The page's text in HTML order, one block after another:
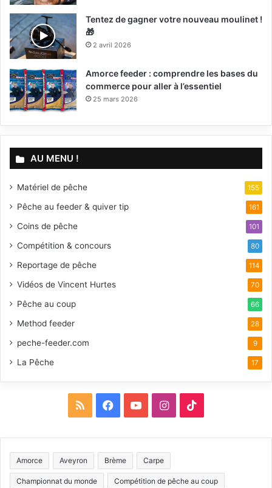
Tentez de gagner votre nouveau moulinet !
🎁
2 avril 2026
Amorce feeder : comprendre les bases du
commerce pour aller à l’essentiel
25 mars 2026
AU MENU !
Matériel de pêche 155
Pêche au feeder & quiver tip 161
Coins de pêche 101
Compétition & concours 80
Reportage de pêche 114
Vidéos de Vincent Hurtes 70
Pêche au coup 66
Method feeder 28
peche-feeder.com 9
La Pêche 17
S
c
e
u
T
I
s
t
T
Amorce Aveyron Brème Carpe
Championnat du monde Compétition de pêche au coup